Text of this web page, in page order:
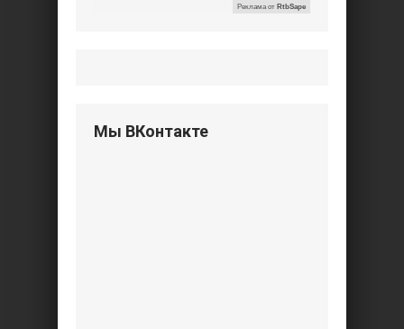
Реклама от RtbSape
Мы ВКонтакте